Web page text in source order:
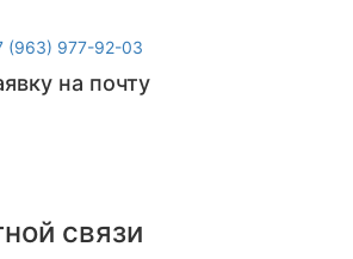
(963) 977-92-03
на почту
связи